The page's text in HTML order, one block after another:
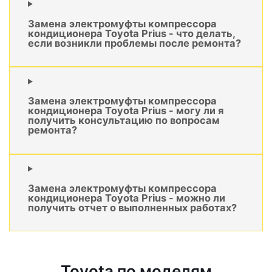
Замена электромуфты компрессора
кондиционера Toyota Prius - что делать,
если возникли проблемы после ремонта?
Замена электромуфты компрессора
кондиционера Toyota Prius - могу ли я
получить консультацию по вопросам
ремонта?
Замена электромуфты компрессора
кондиционера Toyota Prius - можно ли
получить отчет о выполненных работах?